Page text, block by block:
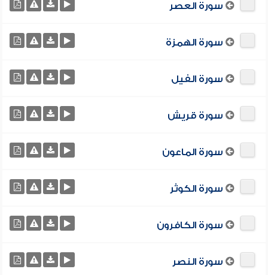
سورة العصر
سورة الهمزة
سورة الفيل
سورة قريش
سورة الماعون
سورة الكوثر
سورة الكافرون
سورة النصر